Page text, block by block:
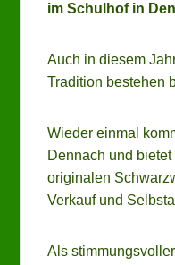
im Schulhof in
Auch in diesem
Tradition bestehen
Wieder einmal
Dennach und
originalen
Verkauf und
Als